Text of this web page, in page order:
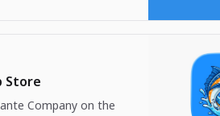
Store
Company on the